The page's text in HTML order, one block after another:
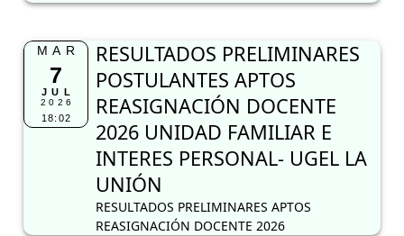
MAR
7
JUL
2026
18:02
RESULTADOS PRELIMINARES
POSTULANTES APTOS
REASIGNACIÓN DOCENTE
2026 UNIDAD FAMILIAR E
INTERES PERSONAL- UGEL LA
UNIÓN
RESULTADOS PRELIMINARES APTOS
REASIGNACIÓN DOCENTE 2026